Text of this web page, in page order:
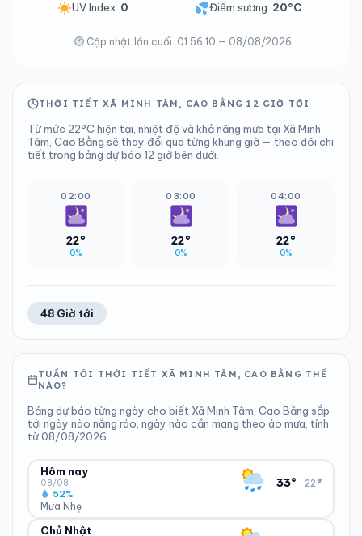
UV Index: 0 Điểm sương: 20°C
Cập nhật lần cuối: 01:56:10 — 08/08/2026
THỜI TIẾT XÃ MINH TÂM, CAO BẰNG 12 GIỜ TỚI
Từ mức 22°C hiện tại, nhiệt độ và khả năng mưa tại Xã Minh
Tâm, Cao Bằng sẽ thay đổi qua từng khung giờ — theo dõi chi
tiết trong bảng dự báo 12 giờ bên dưới.
02:00
22°
0%
03:00
22°
0%
04:00
22°
0%
48 Giờ tới
TUẦN TỚI THỜI TIẾT XÃ MINH TÂM, CAO BẰNG THẾ
NÀO?
Bảng dự báo từng ngày cho biết Xã Minh Tâm, Cao Bằng sắp
tới ngày nào nắng ráo, ngày nào cần mang theo áo mưa, tính
từ 08/08/2026.
Hôm nay
08/08
Mưa Nhẹ
52%
33° 22°
▾
ĐỘ ẨM
Chủ Nhật